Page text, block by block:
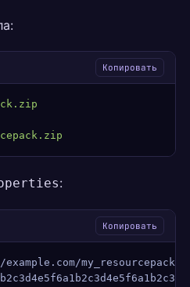
Копировать
:
Копировать